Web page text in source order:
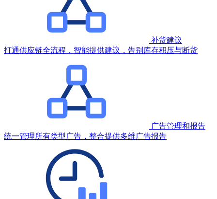
补货建议
打通供应链全流程，智能提供建议，告别库存积压与断货
广告管理和报告
统一管理所有类型广告，整合提供多维广告报告